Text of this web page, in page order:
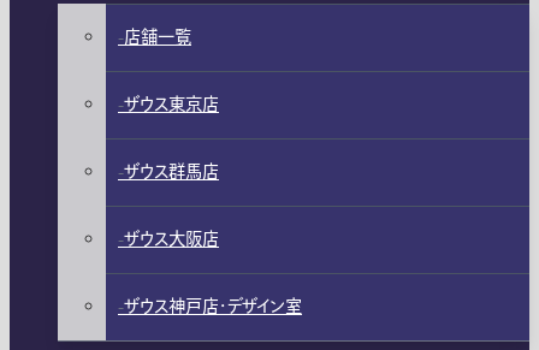
店舗一覧
ザウス東京店
ザウス群馬店
ザウス大阪店
ザウス神戸店・デザイン室